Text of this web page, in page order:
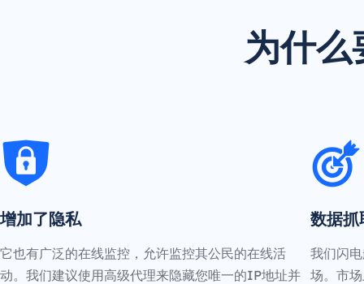
为什
增加了隐私
它也有广泛的在线监控，允许监控其公民的在线活
动。我们建议使用高级代理来隐藏您唯一的IP地址并
数据抓
我们闪
场。市